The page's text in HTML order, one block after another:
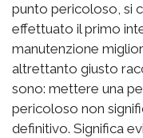
punto pericoloso, si
effettuato il primo
manutenzione
altrettanto giusto
sono: mettere una
pericoloso non
definitivo. Significa